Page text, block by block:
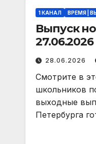
1 КАНАЛ ВРЕМЯ |
Выпуск
27.06.2026
28.06.2026
Смотрите в
школьников
выходные
Петербурга